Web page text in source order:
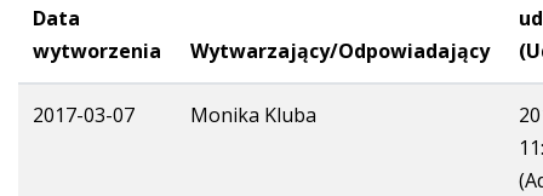
Data
wytworzenia
Wytwarzający/Odpowiadający
2017-03-07 Monika Kluba